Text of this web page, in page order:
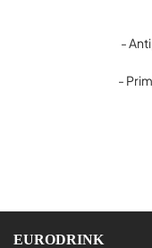
-
-
EURODRINK